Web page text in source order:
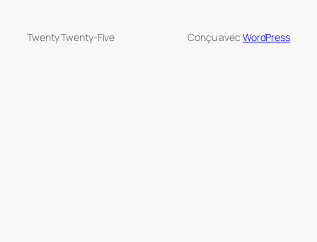
Twenty Twenty-Five Conçu avec WordPress